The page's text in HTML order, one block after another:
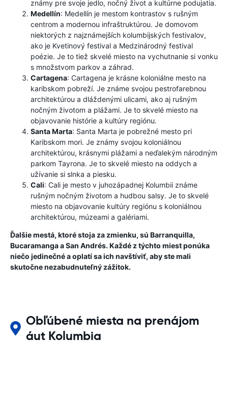
známy pre svoje jedlo, nočný život a kultúrne podujatia.
Medellín: Medellín je mestom kontrastov s rušným
centrom a modernou infraštruktúrou. Je domovom
niektorých z najznámejších kolumbijských festivalov,
ako je Kvetinový festival a Medzinárodný festival
poézie. Je to tiež skvelé miesto na vychutnanie si vonku
s množstvom parkov a záhrad.
Cartagena: Cartagena je krásne koloniálne mesto na
karibskom pobreží. Je známe svojou pestrofarebnou
architektúrou a dláždenými ulicami, ako aj rušným
nočným životom a plážami. Je to skvelé miesto na
objavovanie histórie a kultúry regiónu.
Santa Marta: Santa Marta je pobrežné mesto pri
Karibskom mori. Je známy svojou koloniálnou
architektúrou, krásnymi plážami a neďalekým národným
parkom Tayrona. Je to skvelé miesto na oddych a
užívanie si slnka a piesku.
Cali: Cali je mesto v juhozápadnej Kolumbii známe
rušným nočným životom a hudbou salsy. Je to skvelé
miesto na objavovanie kultúry regiónu s koloniálnou
architektúrou, múzeami a galériami.
Ďalšie mestá, ktoré stoja za zmienku, sú Barranquilla,
Bucaramanga a San Andrés. Každé z týchto miest ponúka
niečo jedinečné a oplatí sa ich navštíviť, aby ste mali
skutočne nezabudnuteľný zážitok.
Obľúbené miesta na prenájom
áut Kolumbia